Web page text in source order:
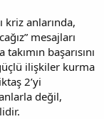
kriz anlarında,
mesajları
başarısını
ilişkiler kurma
2’yi
değil,